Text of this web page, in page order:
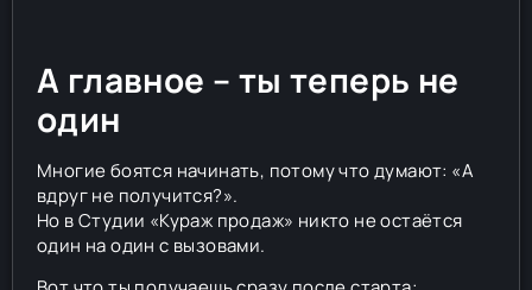
А главное – ты теперь не
один
Многие боятся начинать, потому что думают: «А
вдруг не получится?».
Но в Студии «Кураж продаж» никто не остаётся
один на один с вызовами.